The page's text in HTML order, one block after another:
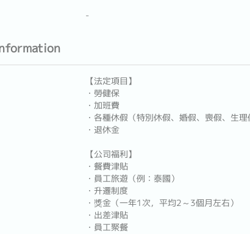
-
【法定項目】
・勞健保
・加班費
・各種休假（特別休假、婚假、喪假、生
・退休金
【公司福利】
・餐費津貼
・員工旅遊（例：泰國）
・升遷制度
・獎金（一年1次，平均2～3個月左右）
・出差津貼
・員工聚餐